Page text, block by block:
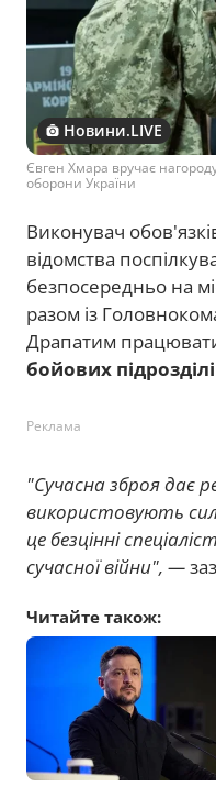
Новини.LIVE
Євген Хмара вручає
оборони України
Виконувач
відомства
безпосередньо на
разом із
Драпатим
бойових
Реклама
"Сучасна зброя дає
використовують
це безцінні
сучасної війни", —
Читайте також: